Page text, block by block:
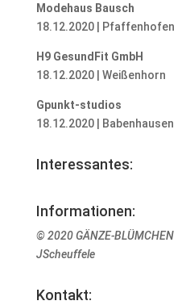
Modehaus Bausch
18.12.2020 | Pfaffenhofen
H9 GesundFit GmbH
18.12.2020 | Weißenhorn
Gpunkt-studios
18.12.2020 | Babenhausen
Interessantes:
Informationen:
© 2020 GÄNZE-BLÜMCHEN
JScheuffele
Kontakt: